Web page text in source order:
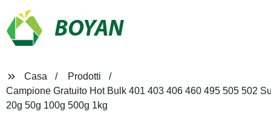
BOYAN
Casa
Prodotti
Campione Gratuito Hot Bulk 401 403 406 460 495 505 502
20g 50g 100g 500g 1kg